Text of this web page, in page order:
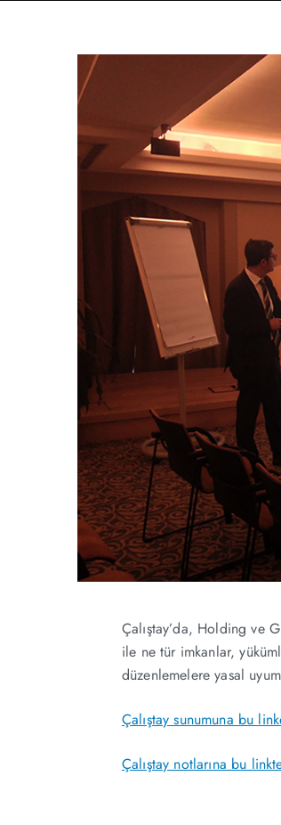
Çalıştay’da, Holding ve
ile ne tür imkanlar,
düzenlemelere yasal
Çalıştay sunumuna bu
Çalıştay notlarına bu